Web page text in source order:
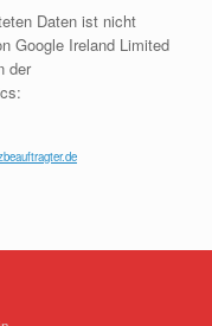
Daten ist nicht
Google Ireland Limited
der